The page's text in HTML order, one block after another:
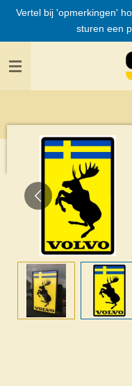
Ga
de
Vertel bij 'opmerkingen'
sturen een